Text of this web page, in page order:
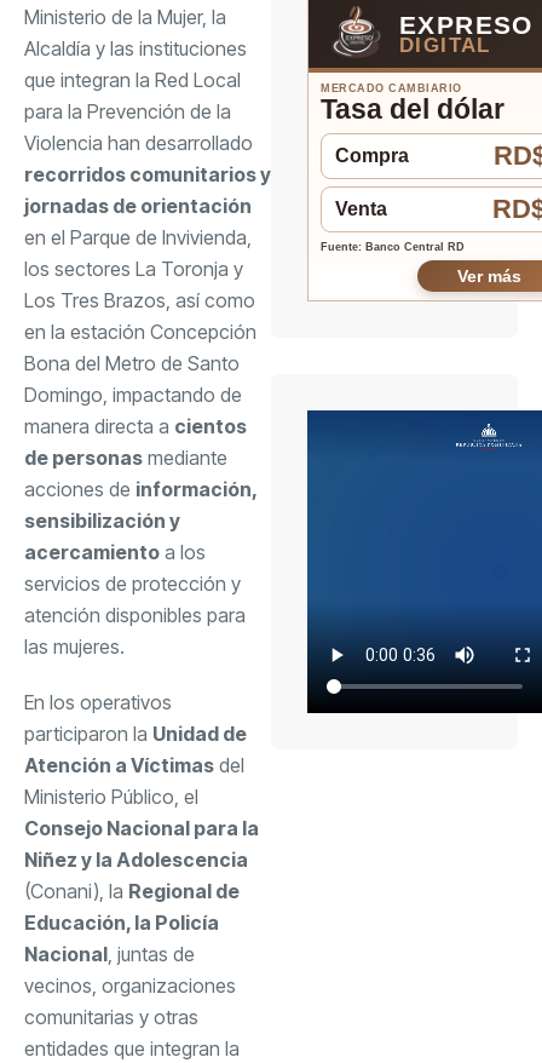
Ministerio de la Mujer, la
Alcaldía y las instituciones
que integran la Red Local
para la Prevención de la
Violencia han desarrollado
recorridos comunitarios y
jornadas de orientación
en el Parque de Invivienda,
los sectores La Toronja y
Los Tres Brazos, así como
en la estación Concepción
Bona del Metro de Santo
Domingo, impactando de
manera directa a cientos
de personas mediante
acciones de información,
sensibilización y
acercamiento a los
servicios de protección y
atención disponibles para
las mujeres.
En los operativos
participaron la Unidad de
Atención a Víctimas del
Ministerio Público, el
Consejo Nacional para la
Niñez y la Adolescencia
(Conani), la Regional de
Educación, la Policía
Nacional, juntas de
vecinos, organizaciones
comunitarias y otras
entidades que integran la
EXPRESO
DIGITAL
MERCADO CAMBIARIO
Tasa del dólar
Compra
Venta
Fuente: Banco Central RD
Ver más